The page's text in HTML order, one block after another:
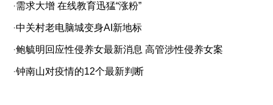
·需求大增 在线教育迅猛“涨粉”
·中关村老电脑城变身AI新地标
·鲍毓明回应性侵养女最新消息 高管涉性侵养女案
·钟南山对疫情的12个最新判断